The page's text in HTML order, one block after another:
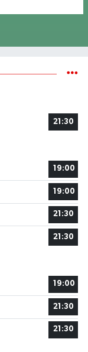
21:30
19:00
19:00
21:30
21:30
19:00
21:30
21:30